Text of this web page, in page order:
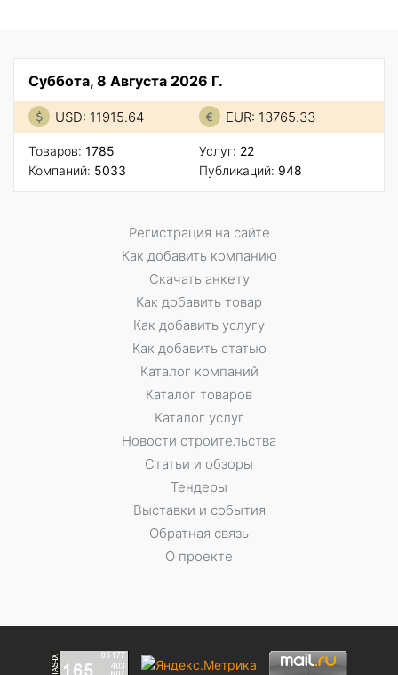
Суббота, 8 Августа 2026 Г.
USD: 11915.64 EUR: 13765.33
Товаров: 1785
Компаний: 5033
Услуг: 22
Публикаций: 948
Регистрация на сайте
Как добавить компанию
Скачать анкету
Как добавить товар
Как добавить услугу
Как добавить статью
Каталог компаний
Каталог товаров
Каталог услуг
Новости строительства
Статьи и обзоры
Тендеры
Выставки и события
Обратная связь
О проекте